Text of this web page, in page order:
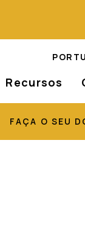
Recursos
FAÇA O SEU